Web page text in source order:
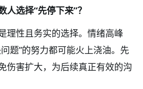
人选择“先停下来”？
理性且务实的选择。情绪高峰
题”的努力都可能火上浇油。先
伤害扩大，为后续真正有效的沟